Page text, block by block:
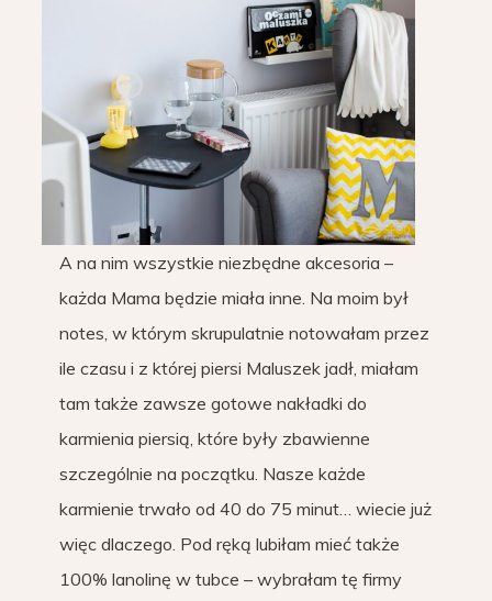
A na nim wszystkie niezbędne akcesoria –
każda Mama będzie miała inne. Na moim był
notes, w którym skrupulatnie notowałam przez
ile czasu i z której piersi Maluszek jadł, miałam
tam także zawsze gotowe nakładki do
karmienia piersią, które były zbawienne
szczególnie na początku. Nasze każde
karmienie trwało od 40 do 75 minut… wiecie już
więc dlaczego. Pod ręką lubiłam mieć także
100% lanolinę w tubce – wybrałam tę firmy